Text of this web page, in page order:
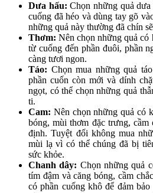
Dưa hấu:Chọn những quả
cuống đã héo và dùng tay gõ
những quả này thường đã chín
Thơm:Nên chọn những quả có
từ cuống đến phần đuôi, phần
càng tươi ngon.
Táo: Chọn mua những quả
phần cuốn còn mới và dính
ngọt, có thể chọn những quả
ti.
Cam: Nên chọn những quả có
bóng, mùi thơm đặc trưng, cầm
định. Tuyệt đối không mua
mùi lạ vì có thể chúng đã bị
sức khỏe.
Chanh dây: Chọn những quả
tím đậm và căng bóng, cầm
có phần cuống khô để đảm